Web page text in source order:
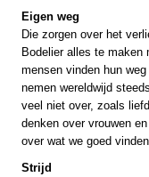
Eigen weg
Die zorgen over het
Bodelier alles te maken
mensen vinden hun
nemen wereldwijd
veel niet over, zoals
denken over vrouwen
over wat we goed
Strijd